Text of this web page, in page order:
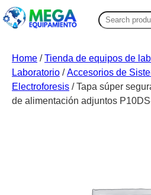
Search
for:
Home /Tienda de equipos de
Laboratorio /Accesorios de
Electroforesis / Tapa súper
de alimentación adjuntos